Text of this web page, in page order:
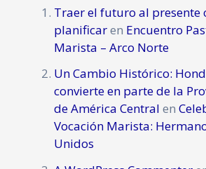
Traer el futuro al presente
planificaren Encuentro
Marista – Arco Norte
Un Cambio Histórico:
convierte en parte de la
de América Central en
Vocación Marista:
Unidos